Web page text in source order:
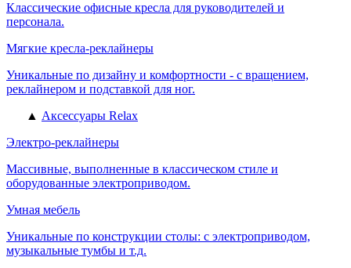
Классические офисные кресла для руководителей и
персонала.
Мягкие кресла-реклайнеры
Уникальные по дизайну и комфортности - с вращением,
реклайнером и подставкой для ног.
▲ Аксессуары Relax
Электро-реклайнеры
Массивные, выполненные в классическом стиле и
оборудованные электроприводом.
Умная мебель
Уникальные по конструкции столы: с электроприводом,
музыкальные тумбы и т.д.